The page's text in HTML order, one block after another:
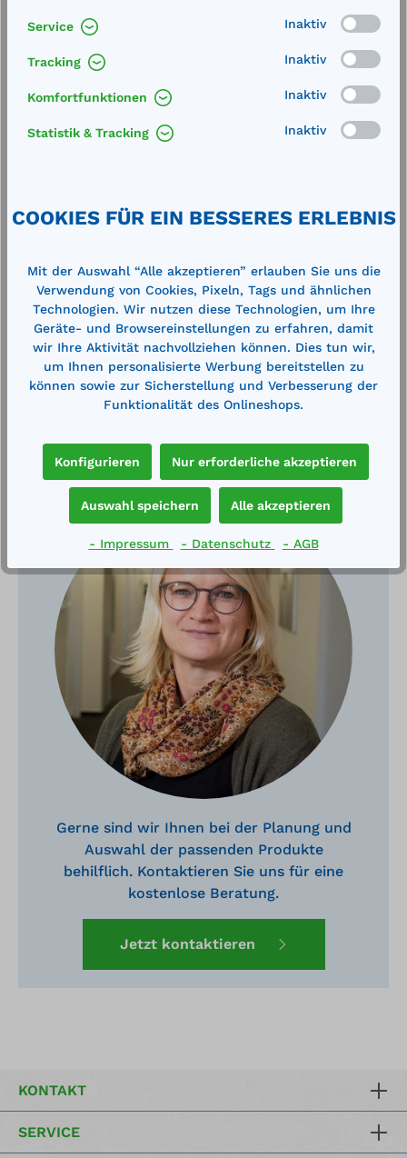
Technische Daten
Haben Sie Fragen?
Gerne sind wir Ihnen bei der Planung und
Auswahl der passenden Produkte
behilflich. Kontaktieren Sie uns für eine
kostenlose Beratung.
Jetzt kontaktieren
KONTAKT
SERVICE
Service Inaktiv
Tracking Inaktiv
Komfortfunktionen Inaktiv
Statistik & Tracking Inaktiv
COOKIES FÜR EIN BESSERES ERLEBNIS
Mit der Auswahl “Alle akzeptieren” erlauben Sie uns die
Verwendung von Cookies, Pixeln, Tags und ähnlichen
Technologien. Wir nutzen diese Technologien, um Ihre
Geräte- und Browsereinstellungen zu erfahren, damit
wir Ihre Aktivität nachvollziehen können. Dies tun wir,
um Ihnen personalisierte Werbung bereitstellen zu
können sowie zur Sicherstellung und Verbesserung der
Funktionalität des Onlineshops.
Konfigurieren Nur erforderliche akzeptieren
Auswahl speichern Alle akzeptieren
- Impressum - Datenschutz - AGB